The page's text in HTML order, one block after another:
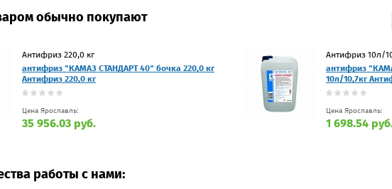
обычно покупают
Антифриз 220,0 кг
антифриз "КАМАЗ СТАНДАРТ 40" бочка 220,0 кг
Антифриз 220,0 кг
Цена Ярославль:
35 956.03 руб.
Антифриз 10л/
антифриз
10л/10,7кг
Цена Ярославль:
1 698.54
работы с нами: